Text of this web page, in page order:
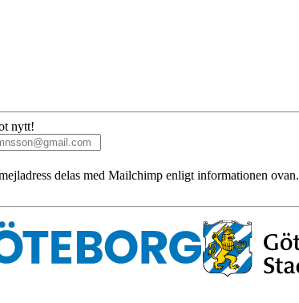
nytt!
delas med Mailchimp enligt informationen ovan.